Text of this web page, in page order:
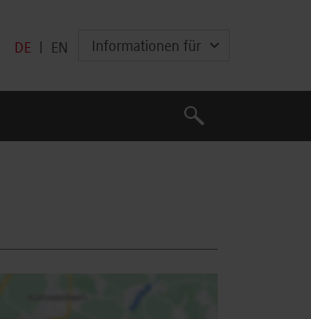
DE EN Informationen für
Suche
Suche